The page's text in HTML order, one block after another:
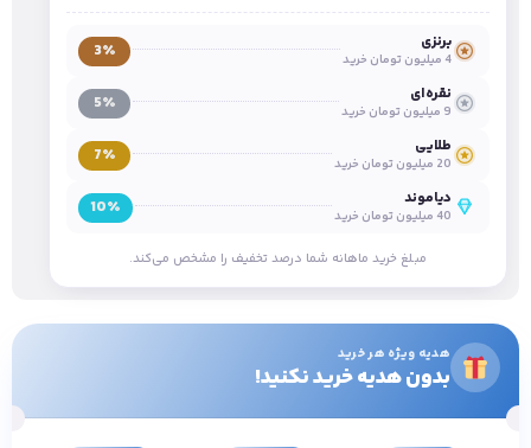
برنزی
4 میلیون تومان خرید 3٪
نقره‌ای
9 میلیون تومان خرید 5٪
طلایی
20 میلیون تومان خرید 7٪
دیاموند
40 میلیون تومان خرید 10٪
مبلغ خرید ماهانه شما درصد تخفیف را مشخص می‌کند.
هدیه ویژه هر خرید
بدون هدیه خرید نکنید!